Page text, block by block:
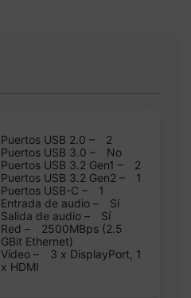
Puertos USB 2.0 –
2
Puertos USB 3.0 –
No
Puertos USB 3.2 Gen1 –
2
Puertos USB 3.2 Gen2 –
1
Puertos USB-C –
1
Entrada de audio –
Sí
Salida de audio –
Sí
Red –
2500MBps (2.5
GBit Ethernet)
Vídeo –
3 x DisplayPort, 1
x HDMI